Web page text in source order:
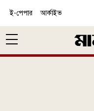
ই-পেপার আর্কাইভ